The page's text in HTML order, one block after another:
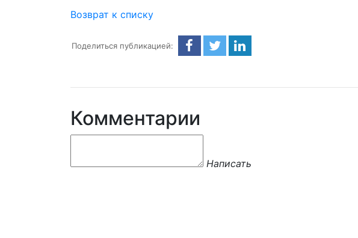
Возврат к списку
Поделиться публикацией:
Комментарии
Написать